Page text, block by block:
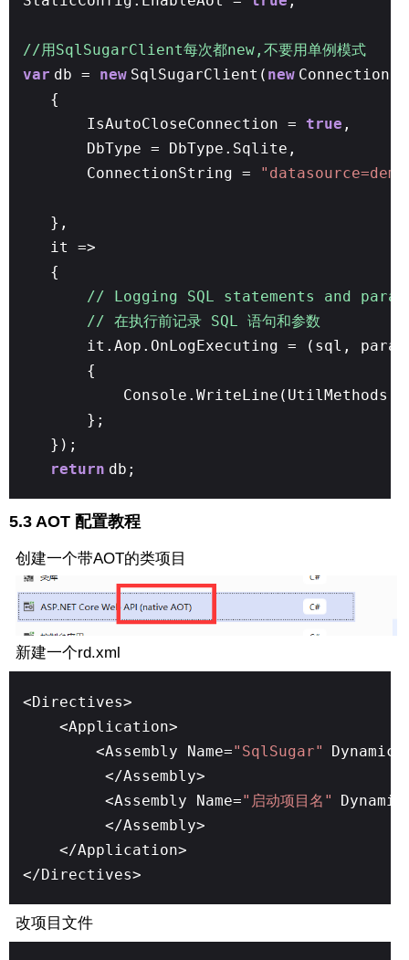
//用SqlSugarClient每次都new,不要用单例模式
var db = new SqlSugarClient( new
{
IsAutoCloseConnection = true ,
DbType = DbType.Sqlite,
ConnectionString =
},
it =>
{
// Logging SQL statements and
// 在执行前记录 SQL 语句和参数
it.Aop.OnLogExecuting = (sql, para)
{
};
});
return db;
5.3 AOT 配置教程
创建一个带AOT的类项目
新建一个rd.xml
<Directives>
<Application>
<Assembly Name="SqlSugar" Dynamic=
</Assembly>
<Assembly Name="启动项目名"
</Assembly>
</Application>
</Directives>
改项目文件